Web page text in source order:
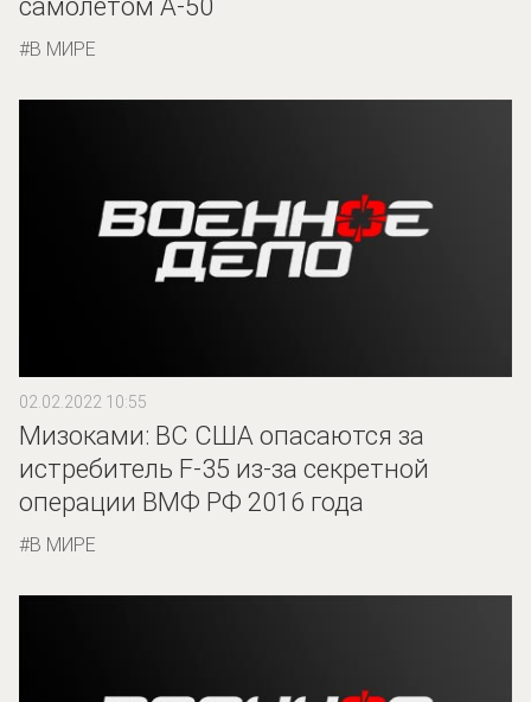
самолётом А-50
В МИРЕ
02.02.2022 10:55
Мизоками: ВС США опасаются за
истребитель F-35 из-за секретной
операции ВМФ РФ 2016 года
В МИРЕ